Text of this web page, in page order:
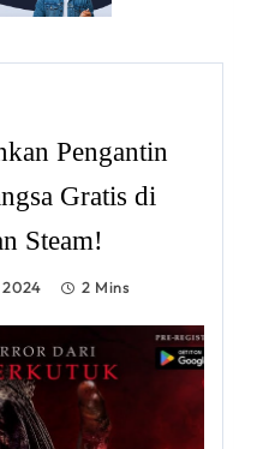
Pengantin
Gratis di
Steam!
2024 2 Mins